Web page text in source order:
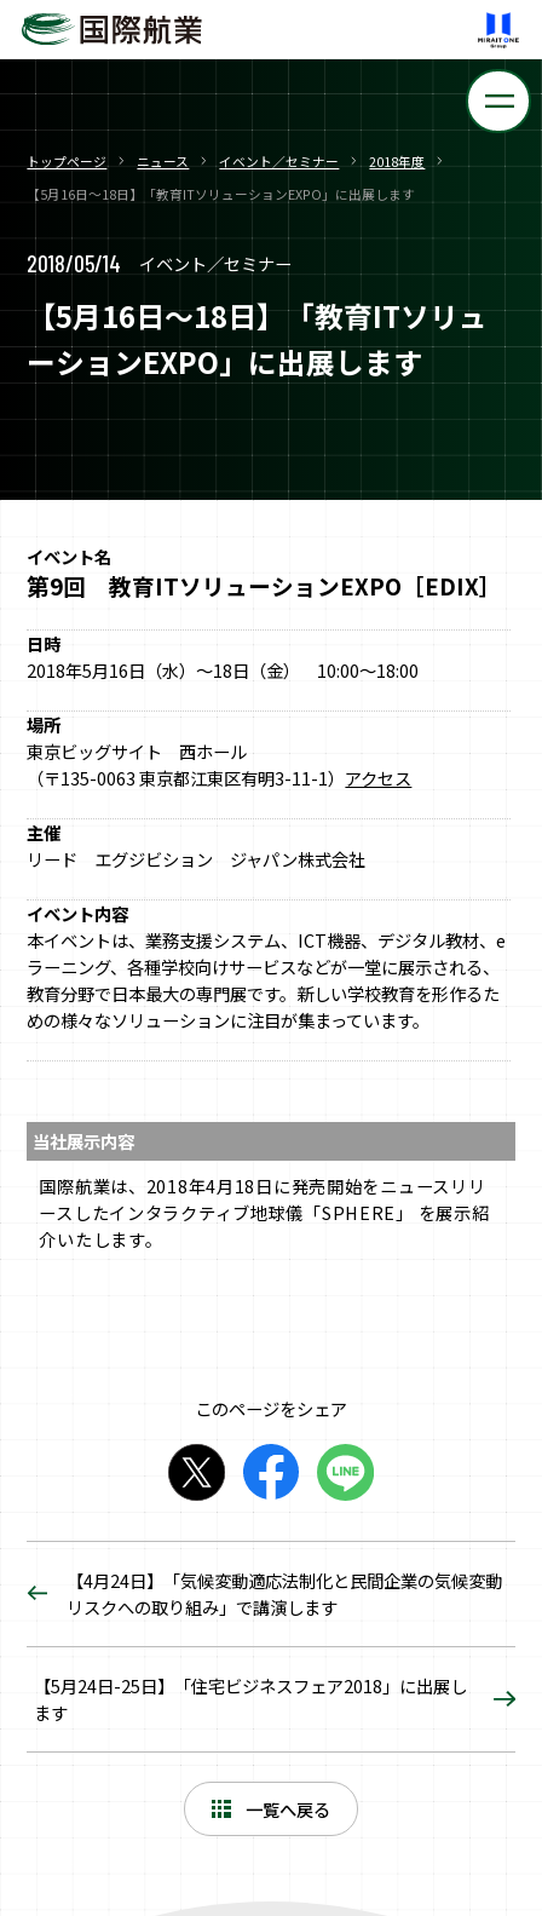
トップページ ニュース イベント／セミナー
2018年度
【5月16日～18日】「教育ITソリューションEXPO」に出展します
2018/05/14 イベント／セミナー
【5月16日～18日】「教育ITソリュ
ーションEXPO」に出展します
イベント名
第9回 教育ITソリューションEXPO［EDIX］
日時
2018年5月16日（水）～18日（金） 10:00～18:00
場所
東京ビッグサイト 西ホール
（〒135-0063 東京都江東区有明3-11-1） アクセス
主催
リード エグジビション ジャパン株式会社
イベント内容
本イベントは、業務支援システム、ICT機器、デジタル教材、e
ラーニング、各種学校向けサービスなどが一堂に展示される、
教育分野で日本最大の専門展です。新しい学校教育を形作るた
めの様々なソリューションに注目が集まっています。
当社展示内容
国際航業は、2018年4月18日に発売開始をニュースリリ
ースしたインタラクティブ地球儀「SPHERE」 を展示紹
介いたします。
このページをシェア
【4月24日】「気候変動適応法制化と民間企業の気候変動
リスクへの取り組み」で講演します
【5月24日-25日】「住宅ビジネスフェア2018」に出展し
ます
一覧へ戻る